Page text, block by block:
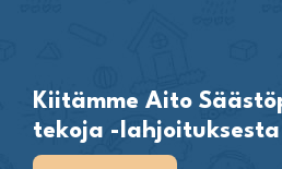
Kiitämme Aito
tekoja -lahjoituksesta